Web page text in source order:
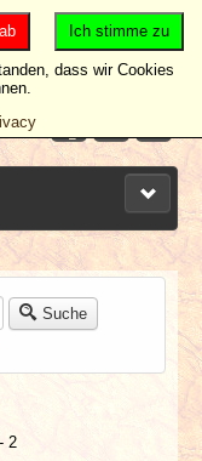
Suche
2
Ich stimme zu
dass wir Cookies